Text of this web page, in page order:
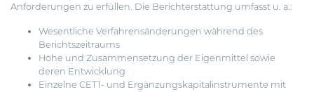
Anforderungen zu erfüllen. Die Berichterstattung umfasst u. a.:
Wesentliche Verfahrensänderungen während des
Berichtszeitraums
Höhe und Zusammensetzung der Eigenmittel sowie
deren Entwicklung
Einzelne CET1- und Ergänzungskapitalinstrumente mit